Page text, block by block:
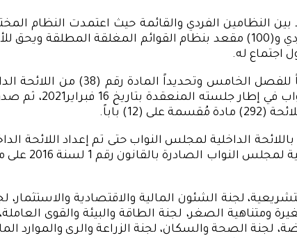
النظامين الفردي والقائمة حيث اعتمدت النظام
انتخاب مجلس الشيوخ بواقع (100) مقعد بالنظام الفردي و(100) مقعد
اجتماع له.
ويتكون مجلس الشيوخ من (14)
باباً.
من القانون
لجنة الشئون المالية والاقتصادية والاستثمار،
الصغر، لجنة الطاقة والبيئة والقوى
لجنة الصحة والسكان، لجنة الزراعة والرى والموارد